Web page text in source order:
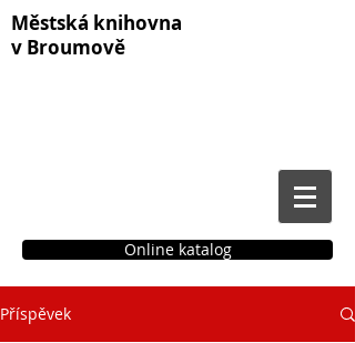
Městská knihovna
v Broumově
Online katalog
Příspěvek